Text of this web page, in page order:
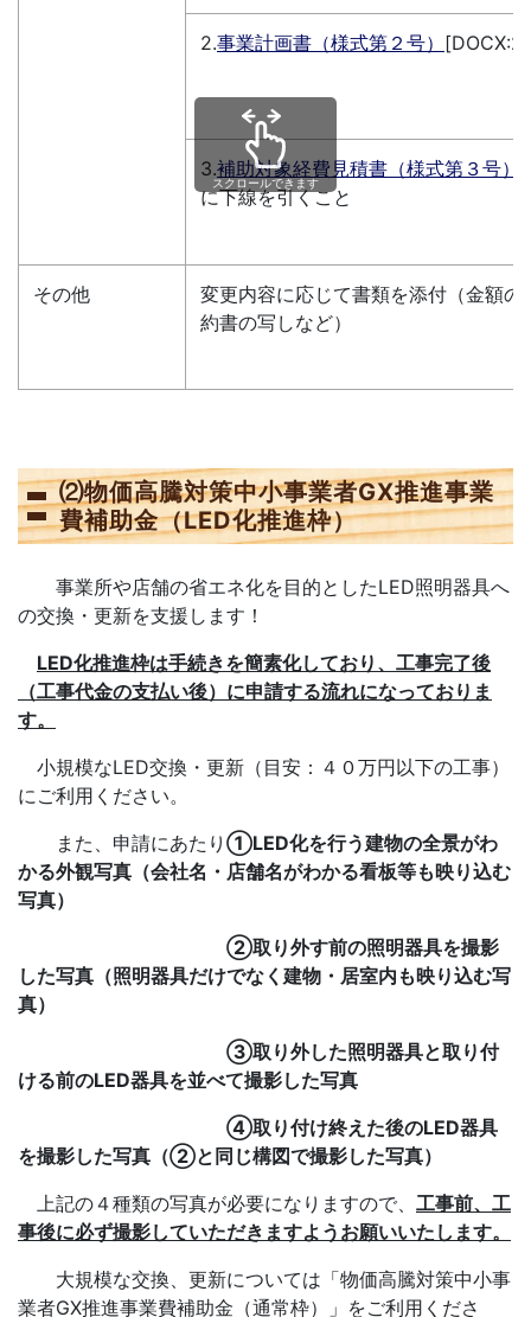
2.事業計画書（様式第２号）
3.補助対象経費見積書（様式第３号）
に下線を引くこと
その他
変更内容に応じて書類を添付（金額
約書の写しなど）
スクロールできます
⑵物価高騰対策中小事業者GX推進事業
費補助金（LED化推進枠）
事業所や店舗の省エネ化を目的としたLED照明器具へ
の交換・更新を支援します！
LED化推進枠は手続きを簡素化しており、工事完了後
（工事代金の支払い後）に申請する流れになっておりま
す。
小規模なLED交換・更新（目安：４０万円以下の工事）
にご利用ください。
また、申請にあたり ①LED化を行う建物の全景がわ
かる外観写真（会社名・店舗名がわかる看板等も映り込む
写真）
②取り外す前の照明器具を撮影
した写真（照明器具だけでなく建物・居室内も映り込む写
真）
③取り外した照明器具と取り付
ける前のLED器具を並べて撮影した写真
④取り付け終えた後のLED器具
を撮影した写真（②と同じ構図で撮影した写真）
上記の４種類の写真が必要になりますので、 工事前、工
事後に必ず撮影していただきますようお願いいたします。
大規模な交換、更新については「物価高騰対策中小事
業者GX推進事業費補助金（通常枠）」をご利用くださ